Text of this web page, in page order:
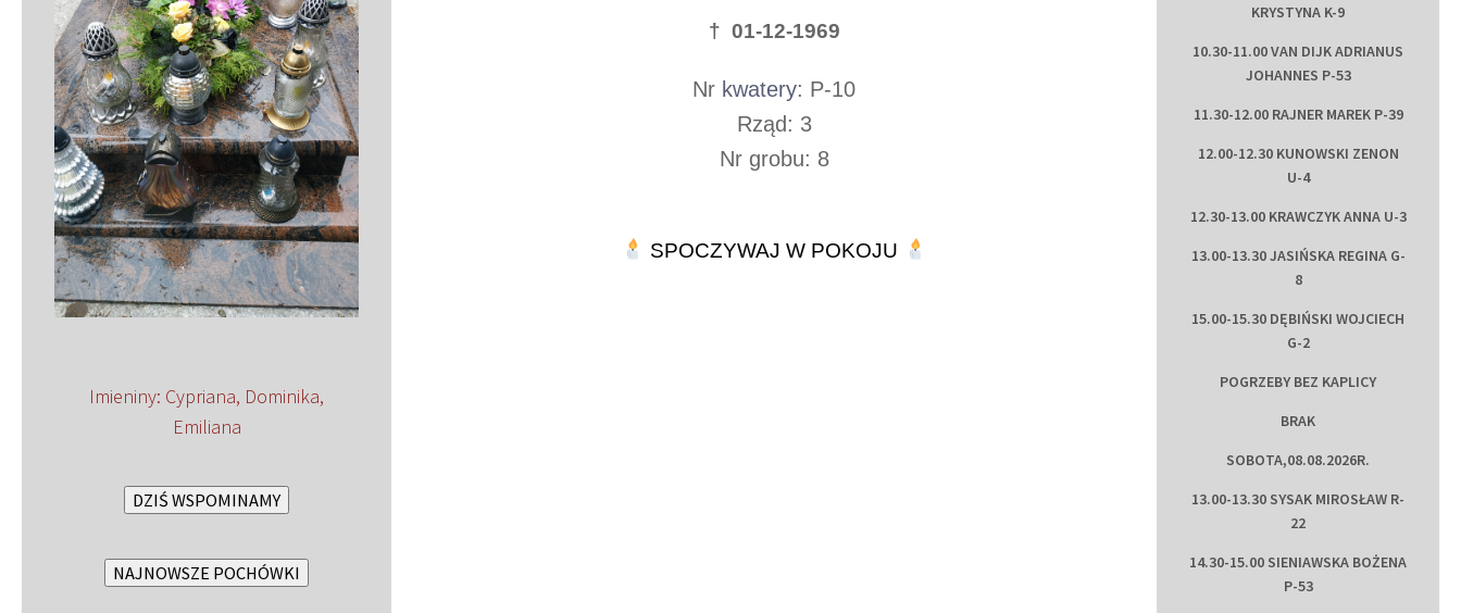
† 01-12-1969
Nr kwatery: P-10
Rząd: 3
Nr grobu: 8
SPOCZYWAJ W POKOJU
Imieniny: Cypriana, Dominika,
Emiliana
DZIŚ WSPOMINAMY
NAJNOWSZE POCHÓWKI
KRYSTYNA K-9
10.30-11.00 VAN DIJK ADRIANUS
JOHANNES P-53
11.30-12.00 RAJNER MAREK P-39
12.00-12.30 KUNOWSKI ZENON
U-4
12.30-13.00 KRAWCZYK ANNA U-3
13.00-13.30 JASIŃSKA REGINA G-
8
15.00-15.30 DĘBIŃSKI WOJCIECH
G-2
POGRZEBY BEZ KAPLICY
BRAK
SOBOTA,08.08.2026R.
13.00-13.30 SYSAK MIROSŁAW R-
22
14.30-15.00 SIENIAWSKA BOŻENA
P-53